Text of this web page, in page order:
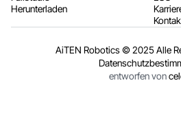
Herunterladen
AiTEN Robotics © 2025 Alle
entworfen von